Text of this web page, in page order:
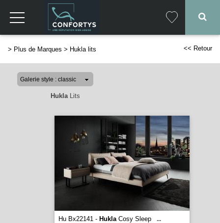
> Plus de Marques > Hukla lits << Retour
HuklaLits
Hu Bx22141 - HuklaCosy Sleep
...